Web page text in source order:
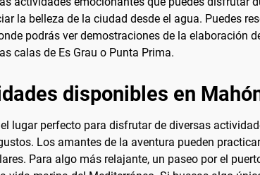
la belleza de la ciudad desde el agua. Puedes
podrás ver demostraciones de la elaboración
calas de Es Grau o Punta Prima.
disponibles en
lugar perfecto para disfrutar de diversas
Los amantes de la aventura pueden
Para algo más relajante, un paseo por el